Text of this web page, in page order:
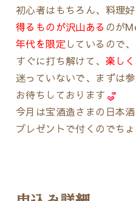
初心者はもちろん、料理
得るものが沢山ある のが
年代を限定 しているので、
すぐに打ち解けて、 楽し
迷っていないで、まずは
お待ちしております
今月は宝酒造さまの日本
プレゼントで付くのでち